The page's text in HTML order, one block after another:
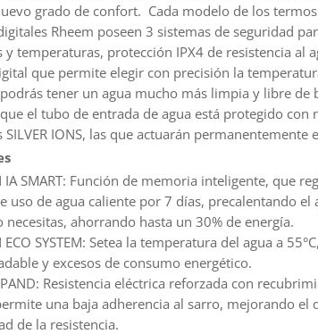
grado de confort. Cada modelo de los
Rheem poseen 3 sistemas de seguridad
y temperaturas, protección IPX4 de resistencia al
que permite elegir con precisión la
tener un agua mucho más limpia y libre de
el tubo de entrada de agua está protegido con
SILVER IONS, las que actuarán permanentemente
IA SMART: Función de memoria inteligente, que
uso de agua caliente por 7 días, precalentando el
necesitas, ahorrando hasta un 30% de energía.
ECO SYSTEM: Setea la temperatura del agua a
y excesos de consumo energético.
Resistencia eléctrica reforzada con
una baja adherencia al sarro, mejorando el
de la resistencia.